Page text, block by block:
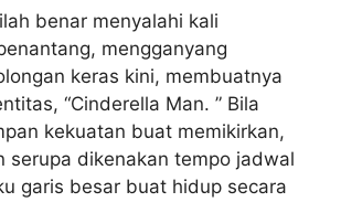
benar menyalahi kali
mengganyang
keras kini, membuatnya
“Cinderella Man. ” Bila
kekuatan buat memikirkan,
serupa dikenakan tempo jadwal
garis besar buat hidup secara